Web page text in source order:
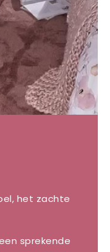
het zachte
sprekende